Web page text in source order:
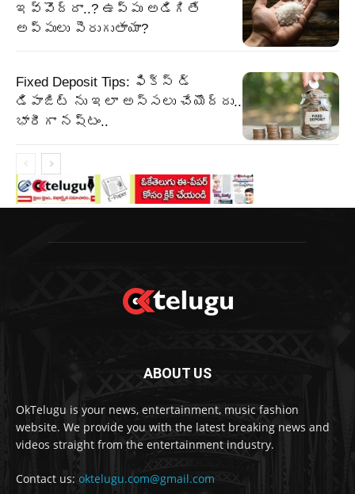
ఇవ్వొద్దా..? ఉప్పు అడిగితే
అప్పులు పెరుగుతాయా?
Fixed Deposit Tips: ఫిక్స్ డ్
డిపాజిట్ ను ఇలా అస్సలు చేయొద్దు..
భారీగా నష్టం..
ABOUT US
OkTelugu is your news, entertainment, music fashion
website. We provide you with the latest breaking news and
videos straight from the entertainment industry.
Contact us: oktelugu.com@gmail.com